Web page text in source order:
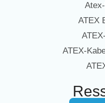
ATEX
ATEX-